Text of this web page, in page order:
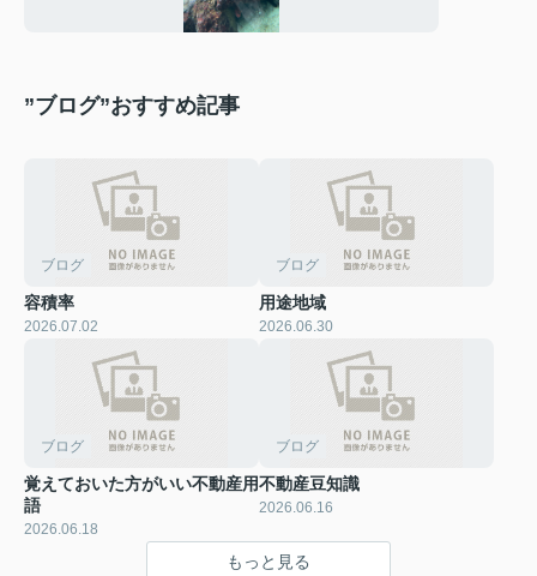
”ブログ”おすすめ記事
ブログ
容積率
2026.07.02
ブログ
用途地域
2026.06.30
ブログ
覚えておいた方がいい不動産用
語
2026.06.18
ブログ
不動産豆知識
2026.06.16
もっと見る